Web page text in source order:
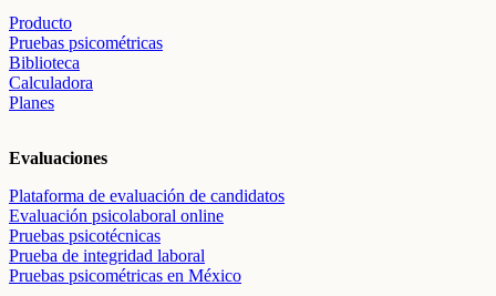
Producto
Pruebas psicométricas
Biblioteca
Calculadora
Planes
Evaluaciones
Plataforma de evaluación de candidatos
Evaluación psicolaboral online
Pruebas psicotécnicas
Prueba de integridad laboral
Pruebas psicométricas en México